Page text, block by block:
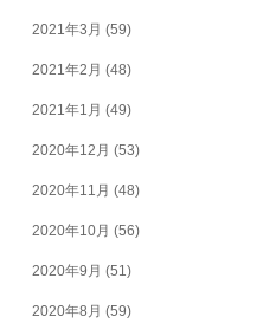
2021年3月 (59)
2021年2月 (48)
2021年1月 (49)
2020年12月 (53)
2020年11月 (48)
2020年10月 (56)
2020年9月 (51)
2020年8月 (59)